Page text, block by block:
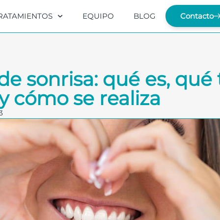
EQUIPO BLOG Contacto
sonrisa: qué es, qué
cómo se realiza